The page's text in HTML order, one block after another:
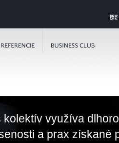
kolektív využíva
a prax získané